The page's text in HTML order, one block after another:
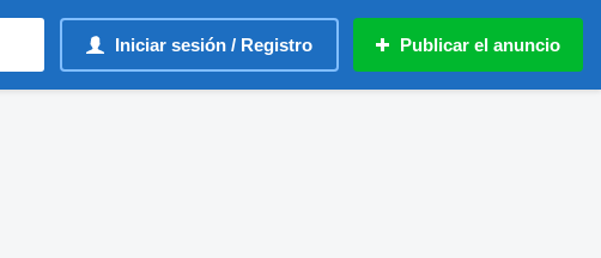
Iniciar sesión / Registro Publicar el anuncio